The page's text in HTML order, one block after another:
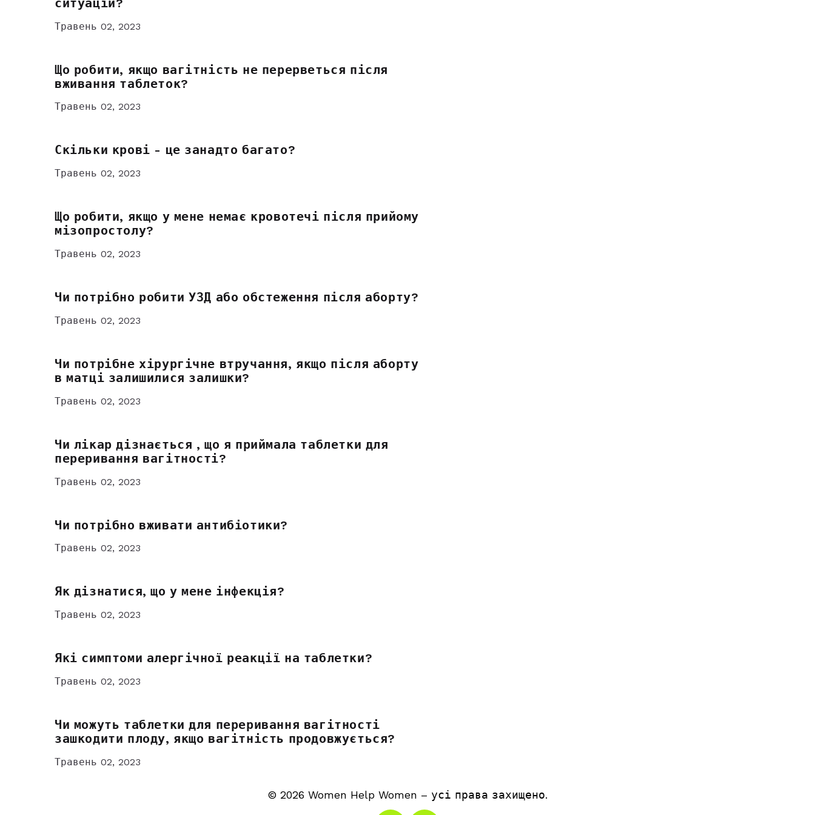
ситуацій?
Травень 02, 2023
Що робити, якщо вагітність не перерветься після
вживання таблеток?
Травень 02, 2023
Скільки крові - це занадто багато?
Травень 02, 2023
Що робити, якщо у мене немає кровотечі після прийому
мізопростолу?
Травень 02, 2023
Чи потрібно робити УЗД або обстеження після аборту?
Травень 02, 2023
Чи потрібне хірургічне втручання, якщо після аборту
в матці залишилися залишки?
Травень 02, 2023
Чи лікар дізнається , що я приймала таблетки для
переривання вагітності?
Травень 02, 2023
Чи потрібно вживати антибіотики?
Травень 02, 2023
Як дізнатися, що у мене інфекція?
Травень 02, 2023
Які симптоми алергічної реакції на таблетки?
Травень 02, 2023
Чи можуть таблетки для переривання вагітності
зашкодити плоду, якщо вагітність продовжується?
Травень 02, 2023
© 2026 Women Help Women – усі права захищено.